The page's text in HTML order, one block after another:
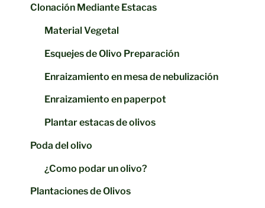
Clonación Mediante Estacas
Material Vegetal
Esquejes de Olivo Preparación
Enraizamiento en mesa de nebulización
Enraizamiento en paperpot
Plantar estacas de olivos
Poda del olivo
¿Como podar un olivo?
Plantaciones de Olivos